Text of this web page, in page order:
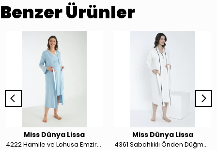
Benzer Ürünler
Miss Dünya Lissa
4222 Hamile ve Lohusa Emzirme Düğmeli Gecelik Takımı
Miss Dünya Lissa
4361 Sabahlıklı Önden Düğmeli Hamile ve Lohusa Gecelik Takımı